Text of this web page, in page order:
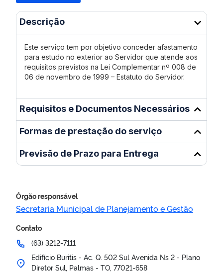
Descrição
Este serviço tem por objetivo conceder afastamento
para estudo no exterior ao Servidor que atende aos
requisitos previstos na Lei Complementar nº 008 de
06 de novembro de 1999 – Estatuto do Servidor.
Requisitos e Documentos Necessários
Formas de prestação do serviço
Previsão de Prazo para Entrega
Órgão responsável
Secretaria Municipal de Planejamento e Gestão
Contato
(63) 3212-7111
Edifício Buritis - Ac. Q. 502 Sul Avenida Ns 2 - Plano
Diretor Sul, Palmas - TO, 77021-658